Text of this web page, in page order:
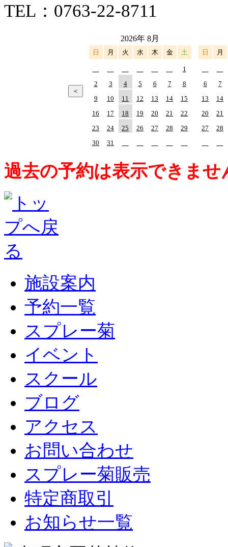
TEL： 0763-22-8711
2026年 8月
日 月 火 水 木 金 土
1
2
3 4 5 6 7
8
9
10 11 12 13 14
15
16
17 18 19 20 21
22
23
24 25 26 27 28
29
30
31
日 月
6
7
13
14
20
21
27
28
過去の予約は表示できませ
施設案内
予約一覧
スプレー菊
イベント
スクール
ブログ
アクセス
お問い合わせ
スプレー菊販売
特定商取引
お知らせ一覧